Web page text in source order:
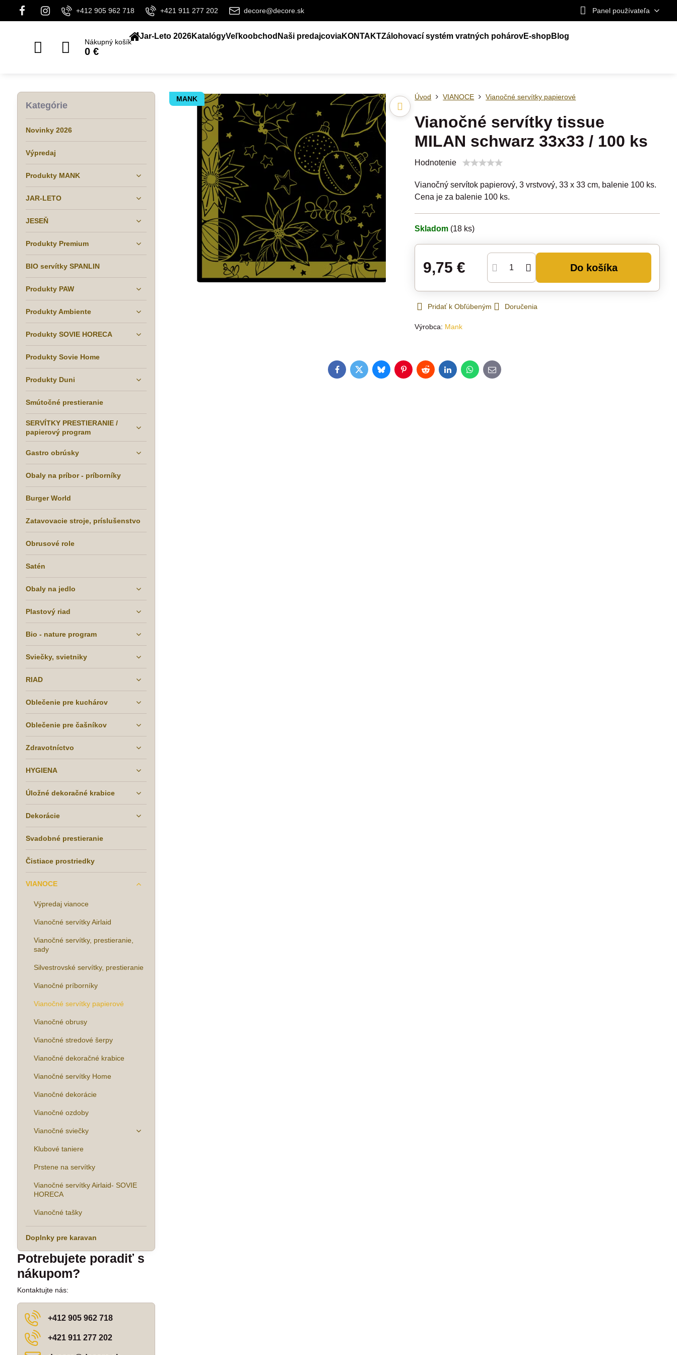
+412 905 962 718 +421 911 277 202 decore@decore.sk Panel používateľa
Nákupný košík
0 €
Jar-Leto 2026KatalógyVeľkoobchod Naši predajcoviaKONTAKTZálohovací systém vratných pohárovE-shopBlog
MANK Úvod VIANOCE Vianočné servítky papierové
Vianočné servítky tissue
MILAN schwarz 33x33 / 100 ks
Hodnotenie
Vianočný servítok papierový, 3 vrstvový, 33 x 33 cm, balenie 100 ks.
Cena je za balenie 100 ks.
Skladom (18 ks)
9,75 € Do košíka
Pridať k Obľúbeným Doručenia
Výrobca: Mank
FacebookTwitterBlueskyPinterestRedditLinkedInWhatsApp
E-
mail
Kategórie
Novinky 2026
Výpredaj
Produkty MANK
JAR-LETO
JESEŇ
Produkty Premium
BIO servítky SPANLIN
Produkty PAW
Produkty Ambiente
Produkty SOVIE HORECA
Produkty Sovie Home
Produkty Duni
Smútočné prestieranie
SERVÍTKY PRESTIERANIE /
papierový program
Gastro obrúsky
Obaly na príbor - príborníky
Burger World
Zatavovacie stroje, príslušenstvo
Obrusové role
Satén
Obaly na jedlo
Plastový riad
Bio - nature program
Sviečky, svietniky
RIAD
Oblečenie pre kuchárov
Oblečenie pre čašníkov
Zdravotníctvo
HYGIENA
Úložné dekoračné krabice
Dekorácie
Svadobné prestieranie
Čistiace prostriedky
VIANOCE
Výpredaj vianoce
Vianočné servítky Airlaid
Vianočné servítky, prestieranie,
sady
Silvestrovské servítky, prestieranie
Vianočné príborníky
Vianočné servítky papierové
Vianočné obrusy
Vianočné stredové šerpy
Vianočné dekoračné krabice
Vianočné servítky Home
Vianočné dekorácie
Vianočné ozdoby
Vianočné sviečky
Klubové taniere
Prstene na servítky
Vianočné servítky Airlaid- SOVIE
HORECA
Vianočné tašky
Doplnky pre karavan
Potrebujete poradiť s
nákupom?
Kontaktujte nás:
+412 905 962 718
+421 911 277 202